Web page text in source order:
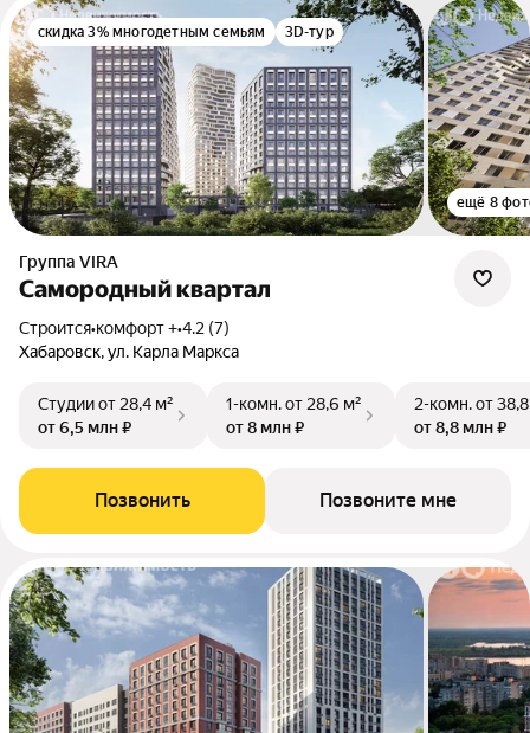
скидка 3% многодетным семьям 3D-тур
ещё 8
Группа VIRA
Самородный квартал
Строится•комфорт +•4.2 (7)
Хабаровск, ул. Карла Маркса
Студииот 28,4 м²
от 6,5 млн ₽
1-комн.от 28,6 м²
от 8 млн ₽
2-комн.от
от 8,8 млн ₽
Позвонить Позвоните мне